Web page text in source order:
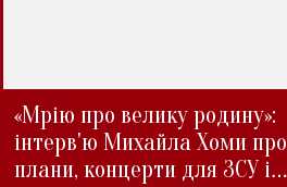
«Мрію про велику родину»:
інтерв'ю Михайла Хоми про
плани, концерти для ЗСУ і